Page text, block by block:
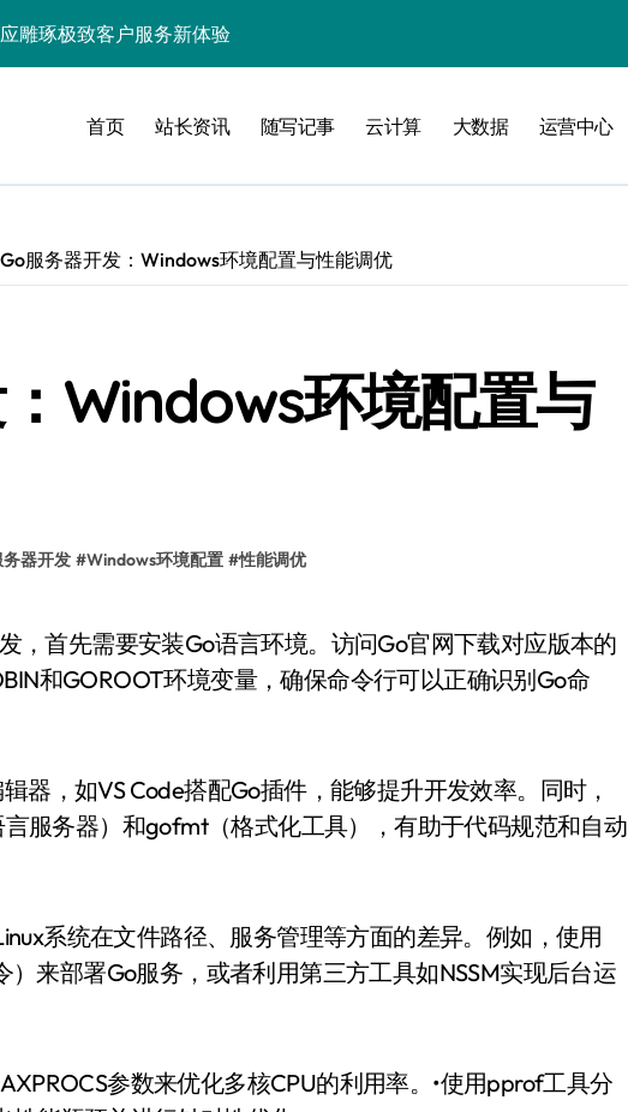
，实时处理引领数据流新纪元
洪流，重塑大数据处理新科技
技术革新驱动数据处理效能跃升
效，精准调控信息流
构建与科技驱动的性能优化术
驱动效能实现飞跃增长
首页 站长资讯 随写记事 云计算 大数据 运营中心
Go服务器开发：Windows环境配置与性能调优
Windows环境配置与
器开发 #Windows环境配置 #性能调优
和GOROOT环境变量，确保命令行可以正确识别Go命
器，如VS Code搭配Go插件，能够提升开发效率。同时，
服务器）和gofmt（格式化工具），有助于代码规范和自动
系统在文件路径、服务管理等方面的差异。例如，使用
来部署Go服务，或者利用第三方工具如NSSM实现后台运
参数来优化多核CPU的利用率。•使用pprof工具分